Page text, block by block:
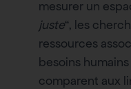
mesurer un
juste“, les
ressources
besoins
comparent aux